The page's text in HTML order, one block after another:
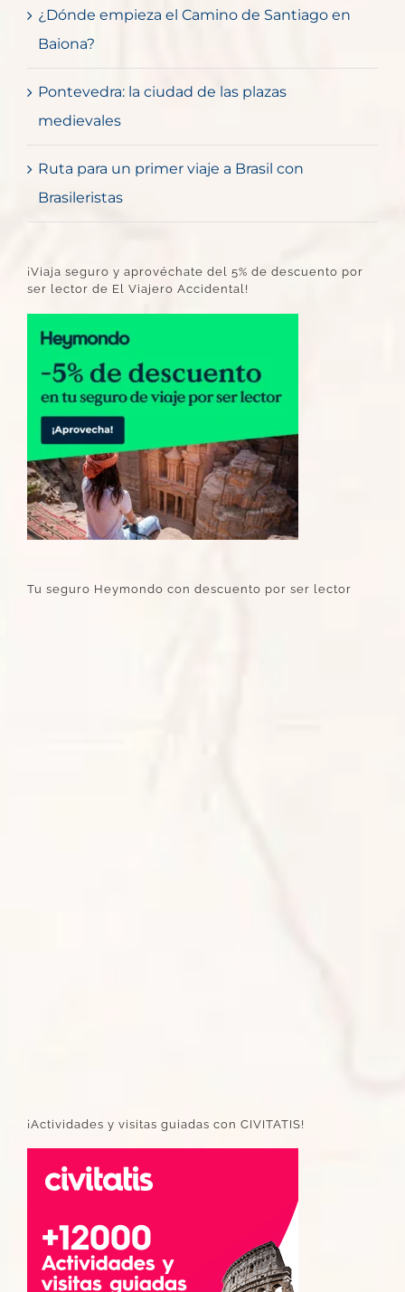
¿Dónde empieza el Camino de Santiago en
Baiona?
Pontevedra: la ciudad de las plazas
medievales
Ruta para un primer viaje a Brasil con
Brasileristas
¡Viaja seguro y aprovéchate del 5% de descuento por
ser lector de El Viajero Accidental!
Tu seguro Heymondo con descuento por ser lector
¡Actividades y visitas guiadas con CIVITATIS!